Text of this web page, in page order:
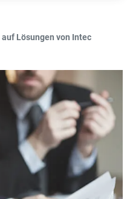
Lösungen von Intec
Scan-in, Time-in, Pay-in,
in) ab 07/2021
in, Board-in, Time-in, Trade-